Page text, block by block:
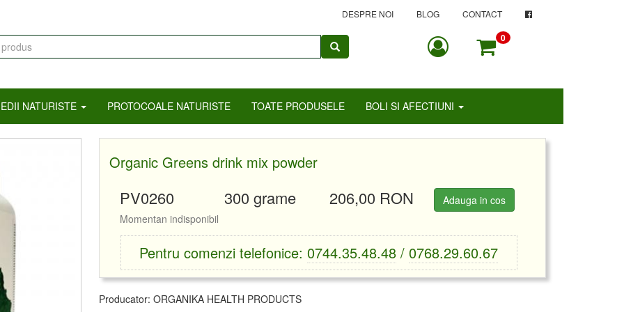
DESPRE NOI BLOG CONTACT
0
NATURISTE PROTOCOALE NATURISTE TOATE PRODUSELE BOLI SI AFECTIUNI
Organic Greens drink mix powder
PV0260 300 grame 206,00 RON
Adauga in cos
Momentan indisponibil
Pentru comenzi telefonice: 0744.35.48.48 / 0768.29.60.67
Producator: ORGANIKA HEALTH PRODUCTS